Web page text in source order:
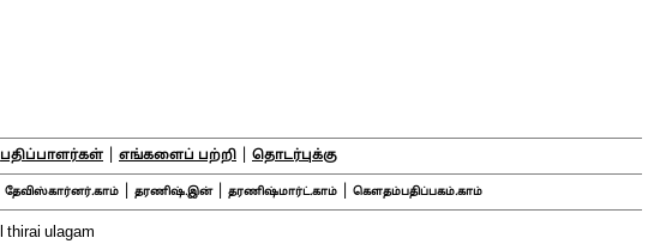
பதிப்பாளர்கள் எங்களைப் பற்றி தொடர்புக்கு
தேவிஸ்கார்னர்.காம்| தரணிஷ்.இன்| தரணிஷ்மார்ட்.காம்| கௌதம்பதிப்பகம்.காம்